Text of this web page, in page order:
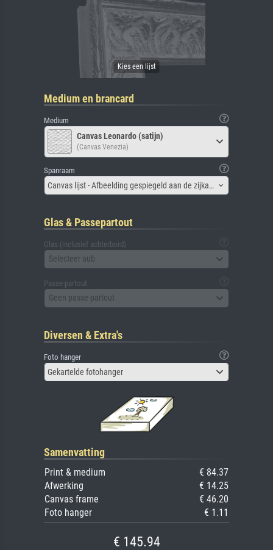
Medium en brancard
Medium
Canvas Leonardo (satijn)
(Canvas Venezia)
Spanraam
Canvas lijst - Afbeelding gespiegeld aan de zijkant
Glas & Passepartout
Glas (inclusief achterbord)
Selecteer aub
Passe-partout
Geen passe-partout
Diversen & Extra's
Foto hanger
Gekartelde fotohanger
Samenvatting
Print & medium
€ 84.37
Afwerking
€ 14.25
Canvas frame
€ 46.20
Foto hanger
€ 1.11
€ 145.94